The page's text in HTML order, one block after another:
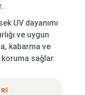
UV dayanımı
ve uygun
kabarma ve
sağlar.